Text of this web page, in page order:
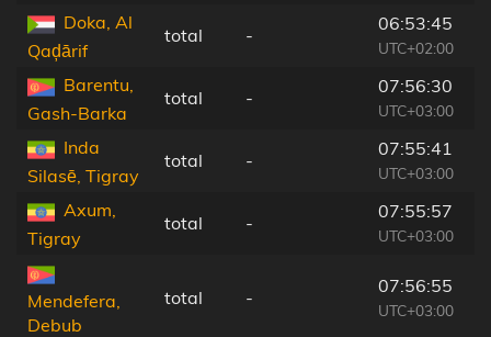
Doka, Al
Qaḑārif
total -
06:53:45
UTC+02:00
Barentu,
Gash-Barka
total -
07:56:30
UTC+03:00
Inda
Silasē, Tigray
total -
07:55:41
UTC+03:00
Axum,
Tigray
total -
07:55:57
UTC+03:00
Mendefera,
Debub
total -
07:56:55
UTC+03:00